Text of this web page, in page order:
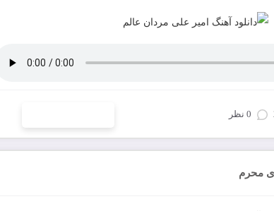
0 نظر
محرم